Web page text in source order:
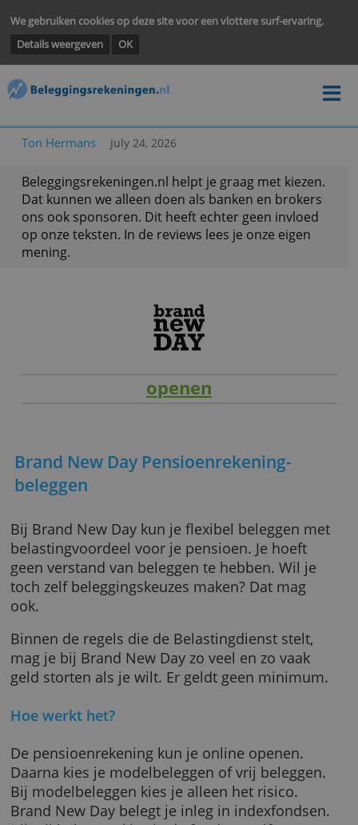
We gebruiken cookies op deze site voor een vlottere surf-
Details weergeven
Beleggingsrekeningen.nl helpt je graag met
Dat kunnen we alleen doen als banken en
ons ook sponsoren. Dit heeft echter geen
op onze teksten. In de reviews lees je onze eigen
Brand New Day Pensioenrekening-
beleggen
Bij Brand New Day kun je flexibel beleggen
geen verstand van beleggen te hebben. Wil
toch zelf beleggingskeuzes maken? Dat mag
ook.
Binnen de regels die de Belastingdienst stelt,
mag je bij Brand New Day zo veel en zo vaak
geld storten als je wilt. Er geldt geen
Hoe werkt het?